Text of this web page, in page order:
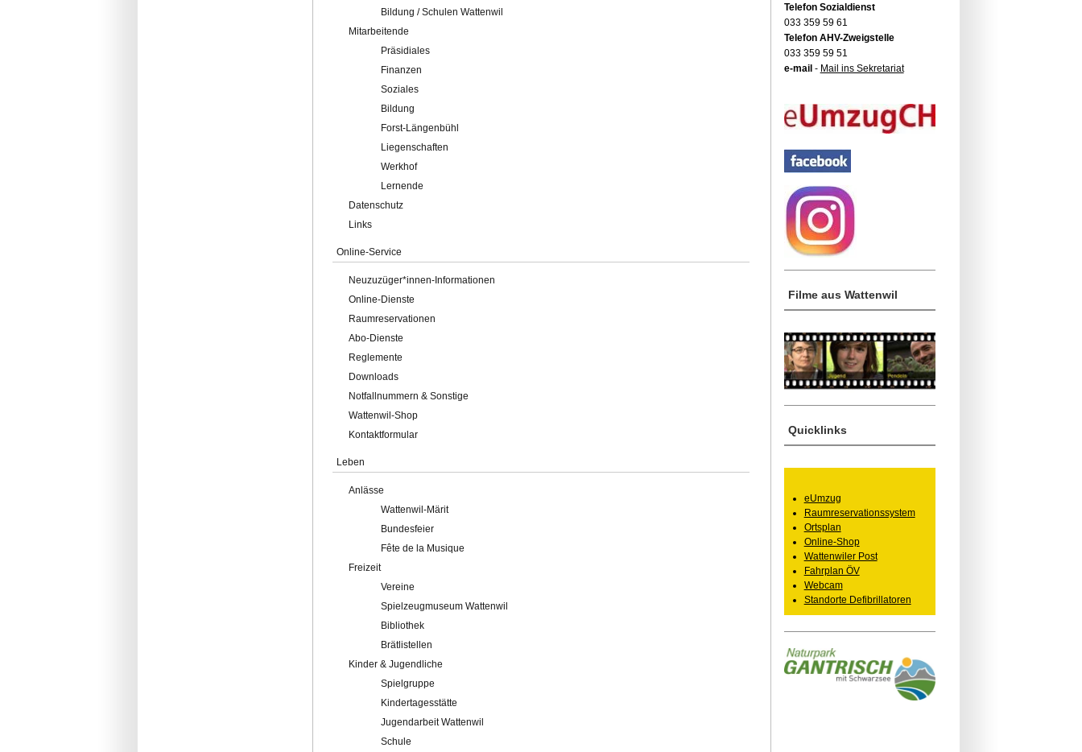
Bildung / Schulen Wattenwil
Mitarbeitende
Präsidiales
Finanzen
Soziales
Bildung
Forst-Längenbühl
Liegenschaften
Werkhof
Lernende
Datenschutz
Links
Online-Service
Neuzuzüger*innen-Informationen
Online-Dienste
Raumreservationen
Abo-Dienste
Reglemente
Downloads
Notfallnummern & Sonstige
Wattenwil-Shop
Kontaktformular
Leben
Anlässe
Wattenwil-Märit
Bundesfeier
Fête de la Musique
Freizeit
Vereine
Spielzeugmuseum Wattenwil
Bibliothek
Brätlistellen
Kinder & Jugendliche
Spielgruppe
Kindertagesstätte
Jugendarbeit Wattenwil
Schule
Telefon Sozialdienst
033 359 59 61
Telefon AHV-Zweigstelle
033 359 59 51
e-mail - Mail ins Sekretariat
Filme aus Wattenwil
Quicklinks
eUmzug
Raumreservationssystem
Ortsplan
Online-Shop
Wattenwiler Post
Fahrplan ÖV
Webcam
Standorte Defibrillatoren